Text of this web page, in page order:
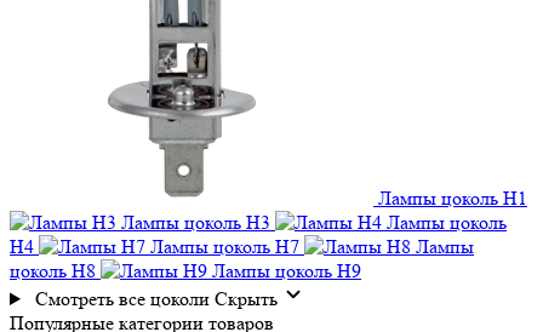
Лампы цоколь H1
Лампы цоколь H3
Лампы цоколь
H4
Лампы цоколь H7
Лампы
цоколь H8
Лампы цоколь H9
Смотреть все цоколи Скрыть
Популярные категории товаров